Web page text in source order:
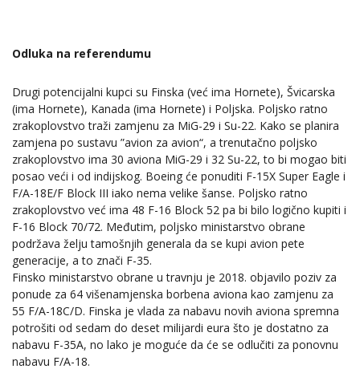
Odluka na referendumu
Drugi potencijalni kupci su Finska (već ima Hornete), Švicarska
(ima Hornete), Kanada (ima Hornete) i Poljska. Poljsko ratno
zrakoplovstvo traži zamjenu za MiG-29 i Su-22. Kako se planira
zamjena po sustavu ”avion za avion“, a trenutačno poljsko
zrakoplovstvo ima 30 aviona MiG-29 i 32 Su-22, to bi mogao biti
posao veći i od indijskog. Boeing će ponuditi F-15X Super Eagle i
F/A-18E/F Block III iako nema velike šanse. Poljsko ratno
zrakoplovstvo već ima 48 F-16 Block 52 pa bi bilo logično kupiti i
F-16 Block 70/72. Međutim, poljsko ministarstvo obrane
podržava želju tamošnjih generala da se kupi avion pete
generacije, a to znači F-35.
Finsko ministarstvo obrane u travnju je 2018. objavilo poziv za
ponude za 64 višenamjenska borbena aviona kao zamjenu za
55 F/A-18C/D. Finska je vlada za nabavu novih aviona spremna
potrošiti od sedam do deset milijardi eura što je dostatno za
nabavu F-35A, no lako je moguće da će se odlučiti za ponovnu
nabavu F/A-18.